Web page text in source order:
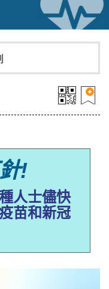
!
人士儘快
苗和新冠